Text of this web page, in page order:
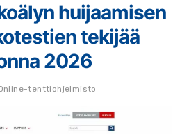
huijaamisen
tekijää
2026
tenttiohjelmisto